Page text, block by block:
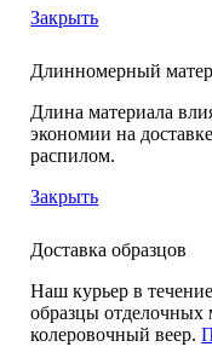
Закрыть
Длинномерный
Длина материала
экономии на
распилом.
Закрыть
Доставка образцов
Наш курьер в
образцы отделочных
колеровочный веер.